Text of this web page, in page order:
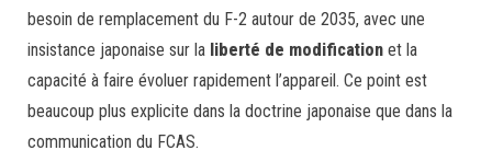
besoin de remplacement du F-2 autour de 2035, avec une
insistance japonaise sur la liberté de modification et la
capacité à faire évoluer rapidement l’appareil. Ce point est
beaucoup plus explicite dans la doctrine japonaise que dans la
communication du FCAS.